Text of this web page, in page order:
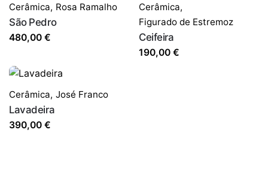
Cerâmica, Rosa Ramalho
São Pedro
480,00 €
Cerâmica,
Figurado de Estremoz
Ceifeira
190,00 €
Cerâmica, José Franco
Lavadeira
390,00 €